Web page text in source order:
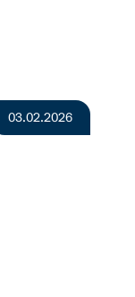
03.02.2026